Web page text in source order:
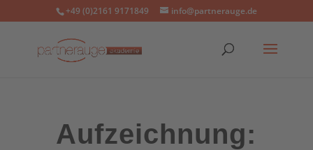
+49 (0)2161 9171849 info@partnerauge.de
Aufzeichnung: